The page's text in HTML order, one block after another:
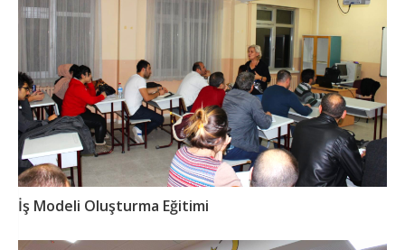
İş Modeli Oluşturma Eğitimi